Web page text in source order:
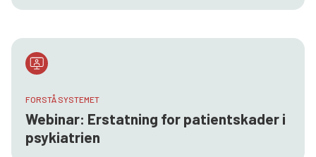
FORSTÅ SYSTEMET
Webinar: Erstatning for patientskader i
psykiatrien